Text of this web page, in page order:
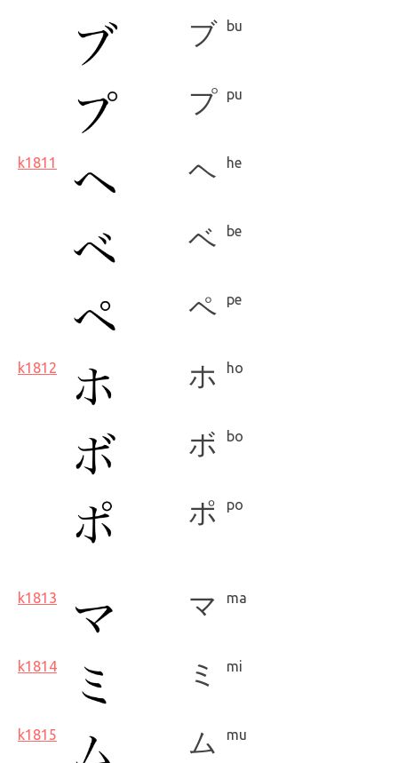
ブ bu
プ pu
k1811 ヘ he
ベ be
ペ pe
k1812 ホ ho
ボ bo
ポ po
k1813 マ ma
k1814 ミ mi
k1815 ム mu